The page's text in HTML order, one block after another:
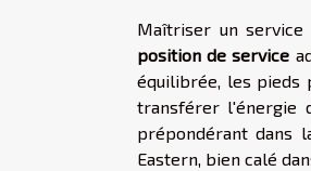
Maîtriser un service
position de service
équilibrée, les pieds
transférer l'énergie
prépondérant dans
Eastern, bien calé